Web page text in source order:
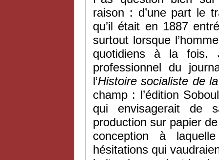
raison : d’une part le
qu’il était en 1887
surtout lorsque
quotidiens à la fois.
professionnel du
l’Histoire socialiste de
champ : l’édition
qui envisagerait de
production sur papier
conception à
hésitations qui